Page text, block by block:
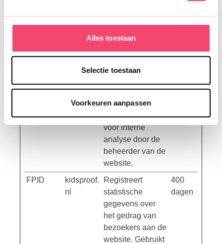
Alles toestaan
Selectie toestaan
Voorkeuren aanpassen
Aanbieder Doel
Maximale
FPGSID
kidsproof. Registreert
statistische
het gedrag van
bezoekers aan de
website. Gebruikt
voor interne
analyse door de
beheerder van de
website.
1 dag
FPID
kidsproof.
nl
Registreert
statistische
gegevens over
het gedrag van
bezoekers aan de
website. Gebruikt
400
dagen